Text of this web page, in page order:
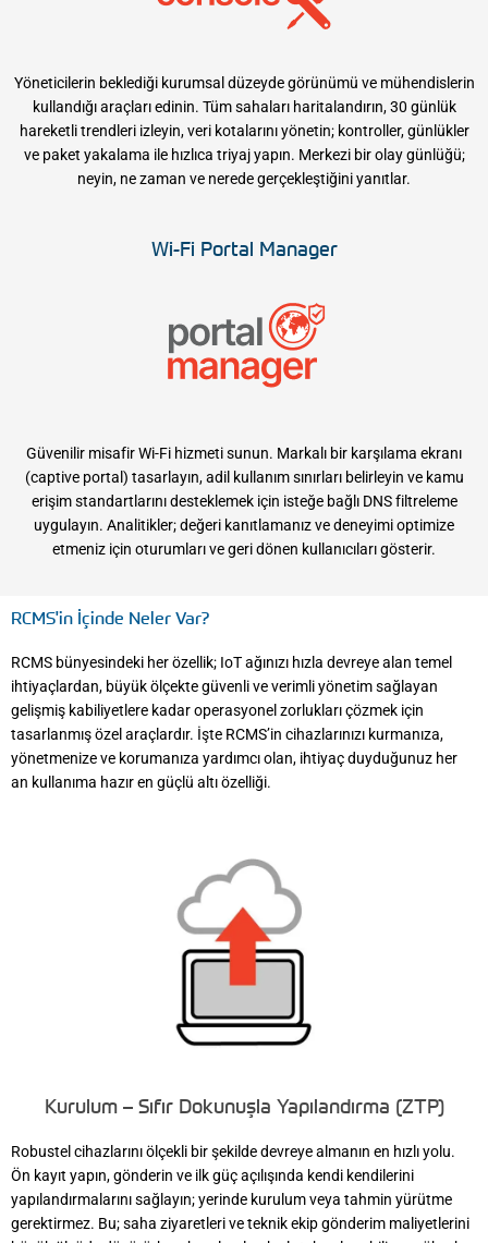
Yöneticilerin beklediği kurumsal düzeyde görünümü ve mühendislerin
kullandığı araçları edinin. Tüm sahaları haritalandırın, 30 günlük
hareketli trendleri izleyin, veri kotalarını yönetin; kontroller, günlükler
ve paket yakalama ile hızlıca triyaj yapın. Merkezi bir olay günlüğü;
neyin, ne zaman ve nerede gerçekleştiğini yanıtlar.
Wi-Fi Portal Manager
Güvenilir misafir Wi-Fi hizmeti sunun. Markalı bir karşılama ekranı
(captive portal) tasarlayın, adil kullanım sınırları belirleyin ve kamu
erişim standartlarını desteklemek için isteğe bağlı DNS filtreleme
uygulayın. Analitikler; değeri kanıtlamanız ve deneyimi optimize
etmeniz için oturumları ve geri dönen kullanıcıları gösterir.
RCMS'in İçinde Neler Var?
RCMS bünyesindeki her özellik; IoT ağınızı hızla devreye alan temel
ihtiyaçlardan, büyük ölçekte güvenli ve verimli yönetim sağlayan
gelişmiş kabiliyetlere kadar operasyonel zorlukları çözmek için
tasarlanmış özel araçlardır. İşte RCMS’in cihazlarınızı kurmanıza,
yönetmenize ve korumanıza yardımcı olan, ihtiyaç duyduğunuz her
an kullanıma hazır en güçlü altı özelliği.
Kurulum – Sıfır Dokunuşla Yapılandırma (ZTP)
Robustel cihazlarını ölçekli bir şekilde devreye almanın en hızlı yolu.
Ön kayıt yapın, gönderin ve ilk güç açılışında kendi kendilerini
yapılandırmalarını sağlayın; yerinde kurulum veya tahmin yürütme
gerektirmez. Bu; saha ziyaretleri ve teknik ekip gönderim maliyetlerini